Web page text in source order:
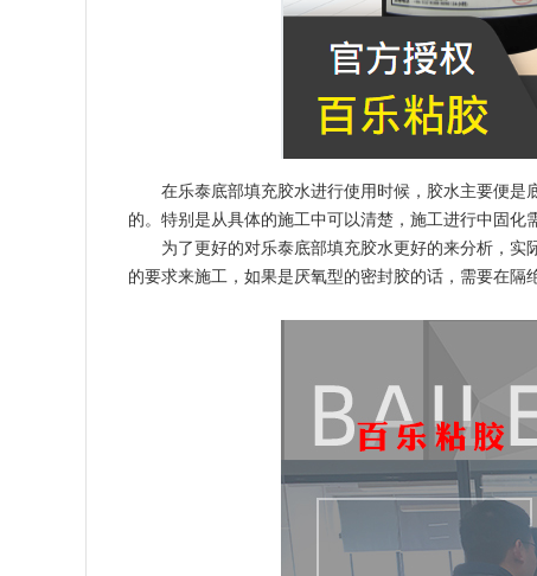
在乐泰底部填充胶水进行使用时候，胶水主要便
的。特别是从具体的施工中可以清楚，施工进行中固化
为了更好的对乐泰底部填充胶水更好的来分析，
的要求来施工，如果是厌氧型的密封胶的话，需要在隔